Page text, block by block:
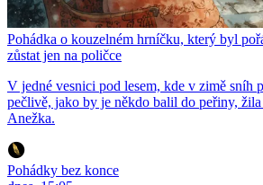
Pohádka o kouzelném hrníčku, který byl
zůstat jen na poličce
V jedné vesnici pod lesem, kde v zimě sníh
pečlivě, jako by je někdo balil do peřiny,
Anežka.
Pohádky bez konce